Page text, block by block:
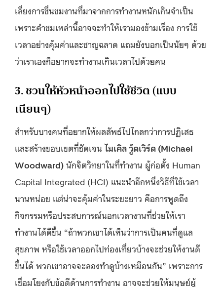
เลี่ยงการชื่นชมงานที่มาจากการทำงานหนักเกินจำเป็น
เพราะคำชมเหล่านี้อาจจะทำให้เรามองข้ามเรื่อง การใช้
เวลาอย่างคุ้มค่าและชาญฉลาด แถมยังบอกเป็นนัยๆ ด้วย
ว่าเราเองก็อยากจะทำงานเกินเวลาไปด้วยคน
3. ชวนให้หัวหน้าออกไปใช้ชีวิต (แบบ
เนียนๆ)
สำหรับบางคนที่อยากให้ผลลัพธ์ไปไกลกว่าการปฏิเสธ
และสร้างขอบเขตที่ชัดเจนไมเคิล วู้ดเวิร์ด (Michael
Woodward) นักจิตวิทยาในที่ทำงาน ผู้ก่อตั้ง Human
Capital Integrated (HCI) แนะนำอีกหนึ่งวิธีที่ใช้เวลา
นานหน่อย แต่น่าจะคุ้มค่าในระยะยาว คือการพูดถึง
กิจกรรมหรือประสบการณ์นอกเวลางานที่ช่วยให้เรา
ทำงานได้ดีขึ้น “ถ้าพวกเขาได้เห็นว่าการเป็นคนที่ดูแล
สุขภาพ หรือใช้เวลาออกไปท่องเที่ยวบ้างจะช่วยให้งานดี
ขึ้นได้ พวกเขาอาจจะลองทำดูบ้างเหมือนกัน” เพราะการ
เชื่อมโยงกับข้อดีด้านการทำงาน อาจจะช่วยให้มนุษย์ผู้